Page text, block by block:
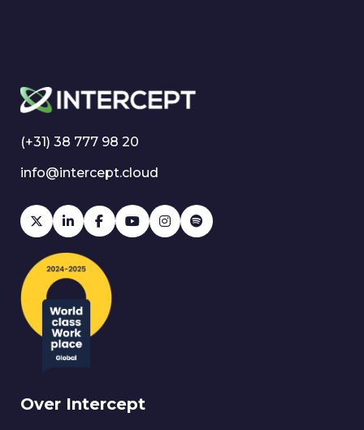
Over Intercept
(+31) 38 777 98 20
info@intercept.cloud